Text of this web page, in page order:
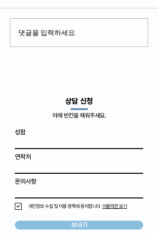
댓글을 입력하세요.
​상담 신청
아래 빈칸을 채워주세요.
성함
연락처
문의사항
개인정보 수집 및 이용 정책에 동의합니다. 이용약관 보기
보내기